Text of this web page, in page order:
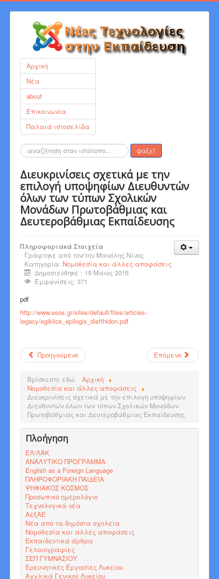
Αρχική
Νέα
about
Επικοινωνία
Παλαιά ιστοσελίδα
Αναζήτηση... ψάξε!
Διευκρινίσεις σχετικά με την
επιλογή υποψηφίων Διευθυντών
όλων των τύπων Σχολικών
Μονάδων Πρωτοβάθμιας και
Δευτεροβάθμιας Εκπαίδευσης
Πληροφοριακά Στοιχεία
Γράφτηκε από τον/την Μανόλης Νίνος
Κατηγορία: Νομοθεσία και άλλες αποφάσεις
Δημοσιεύθηκε : 19 Μάιος 2015
Εμφανίσεις: 371
pdf
http://www.esos.gr/sites/default/files/articles-
legacy/egiklios_epilogis_diefthidon.pdf
Προηγούμενο Επόμενο
Βρίσκεστε εδώ:
Αρχική
Νομοθεσία και άλλες αποφάσεις
Διευκρινίσεις σχετικά με την επιλογή υποψηφίων
Διευθυντών όλων των τύπων Σχολικών Μονάδων
Πρωτοβάθμιας και Δευτεροβάθμιας Εκπαίδευσης
Πλοήγηση
ΕΛ/ΛΑΚ
ΑΝΑΛΥΤΙΚΟ ΠΡΟΓΡΑΜΜΑ
English as a Foreign Language
ΠΛΗΡΟΦΟΡΙΑΚΗ ΠΑΙΔΕΙΑ
ΨΗΦΙΑΚΟΣ ΚΟΣΜΟΣ
Προσωπικό ημερολόγιο
Τεχνολογικά νέα
ΑεξΑΕ
Νέα από τα δημόσια σχολεία
Νομοθεσία και άλλες αποφάσεις
Εκπαιδευτικά άρθρα
Γελοιογραφίες
ΣΕΠ ΓΥΜΝΑΣΙΟΥ
Ερευνητικές Εργασίες Λυκείου
Αγγλικά Γενικού Λυκείου